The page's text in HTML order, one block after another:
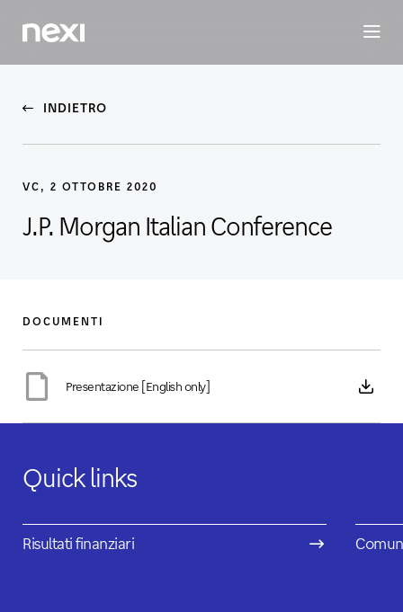
BUSINESSINVESTORSSOSTENIBILITÀPERSONE
INDIETRO
VC, 2 OTTOBRE 2020
J.P. Morgan Italian Conference
DOCUMENTI
Presentazione [English only]
Quick links
Risultati finanziari